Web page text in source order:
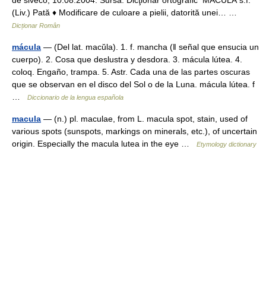
(Liv.) Pată ♦ Modificare de culoare a pielii, datorită unei… …
Dicționar Român
mácula — (Del lat. macŭla). 1. f. mancha (ǁ señal que ensucia un
cuerpo). 2. Cosa que deslustra y desdora. 3. mácula lútea. 4.
coloq. Engaño, trampa. 5. Astr. Cada una de las partes oscuras
que se observan en el disco del Sol o de la Luna. mácula lútea. f
Diccionario de la lengua española
macula — (n.) pl. maculae, from L. macula spot, stain, used of
various spots (sunspots, markings on minerals, etc.), of uncertain
origin. Especially the macula lutea in the eye …
Etymology dictionary